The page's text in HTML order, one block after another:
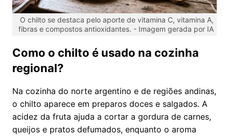
O chilto se destaca pelo aporte de vitamina C, vitamina A,
fibras e compostos antioxidantes. - Imagem gerada por IA
Como o chilto é usado na cozinha
regional?
Na cozinha do norte argentino e de regiões andinas,
o chilto aparece em preparos doces e salgados. A
acidez da fruta ajuda a cortar a gordura de carnes,
queijos e pratos defumados, enquanto o aroma